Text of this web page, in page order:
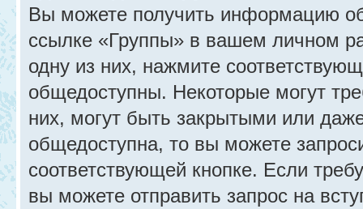
Вы можете получить информацию
ссылке «Группы» в вашем личном
одну из них, нажмите
общедоступны. Некоторые могут
них, могут быть закрытыми или
общедоступна, то вы можете
соответствующей кнопке. Если
вы можете отправить запрос на